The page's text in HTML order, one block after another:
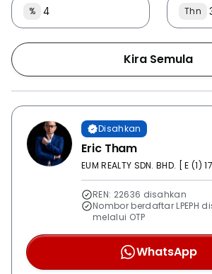
% Thn
Kira Semula
Disahkan
Eric Tham
EUM REALTY SDN. BHD. [ E (1)
REN: 22636 disahkan
Nombor berdaftar LPEPH
melalui OTP
WhatsApp